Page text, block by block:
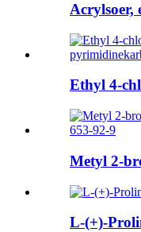
Acrylsoer,
Ethyl 4-
Metyl 2-
L-(+)-